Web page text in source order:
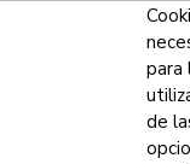
para
de